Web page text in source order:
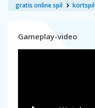
gratis online spil kortspil
Gameplay-video